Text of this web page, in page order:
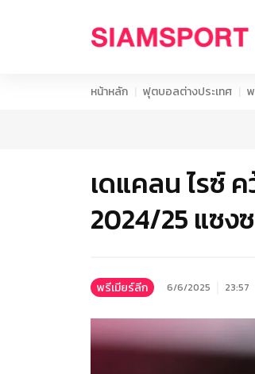
หน้าหลัก ฟุตบอลต่างประเทศ
เดแคลน ไรซ์
2024/25 แซง
พรีเมียร์ลีก 6/6/2025 23:57